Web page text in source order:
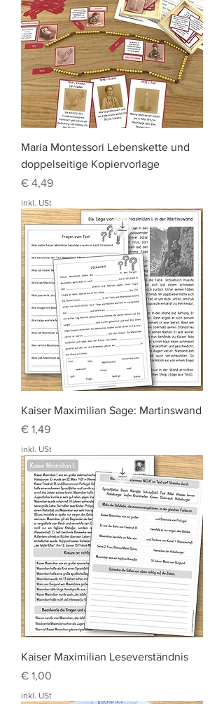
Maria Montessori Lebenskette und
doppelseitige Kopiervorlage
Preis
€ 4,49
inkl. USt
Kaiser Maximilian Sage: Martinswand
Preis
€ 1,49
inkl. USt
Kaiser Maximilian Leseverständnis
Preis
€ 1,00
inkl. USt